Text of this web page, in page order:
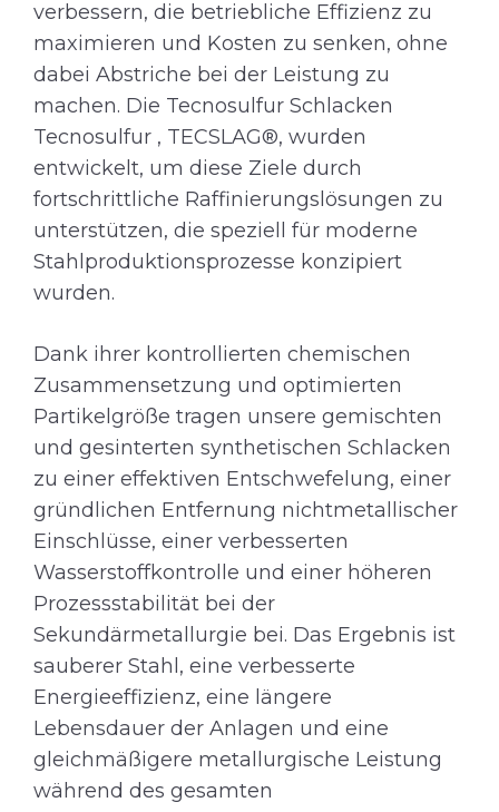
verbessern, die betriebliche Effizienz zu
maximieren und Kosten zu senken, ohne
dabei Abstriche bei der Leistung zu
machen. Die Tecnosulfur Schlacken
Tecnosulfur , TECSLAG®, wurden
entwickelt, um diese Ziele durch
fortschrittliche Raffinierungslösungen zu
unterstützen, die speziell für moderne
Stahlproduktionsprozesse konzipiert
wurden.
Dank ihrer kontrollierten chemischen
Zusammensetzung und optimierten
Partikelgröße tragen unsere gemischten
und gesinterten synthetischen Schlacken
zu einer effektiven Entschwefelung, einer
gründlichen Entfernung nichtmetallischer
Einschlüsse, einer verbesserten
Wasserstoffkontrolle und einer höheren
Prozessstabilität bei der
Sekundärmetallurgie bei. Das Ergebnis ist
sauberer Stahl, eine verbesserte
Energieeffizienz, eine längere
Lebensdauer der Anlagen und eine
gleichmäßigere metallurgische Leistung
während des gesamten